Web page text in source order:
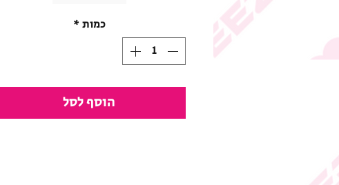
כמות *
הוסף לסל